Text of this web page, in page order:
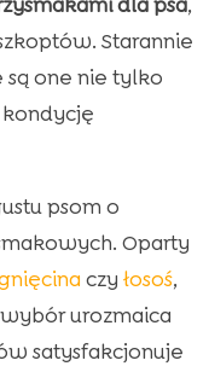
Starannie
są one nie tylko
psom o
Oparty
czy łosoś,
urozmaica
satysfakcjonuje